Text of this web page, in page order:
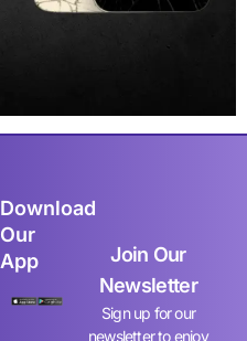
Download
Our
App
Join Our
Newsletter
Sign up for our
newsletter to enjoy